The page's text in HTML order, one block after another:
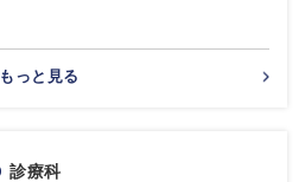
もっと見る
診療科